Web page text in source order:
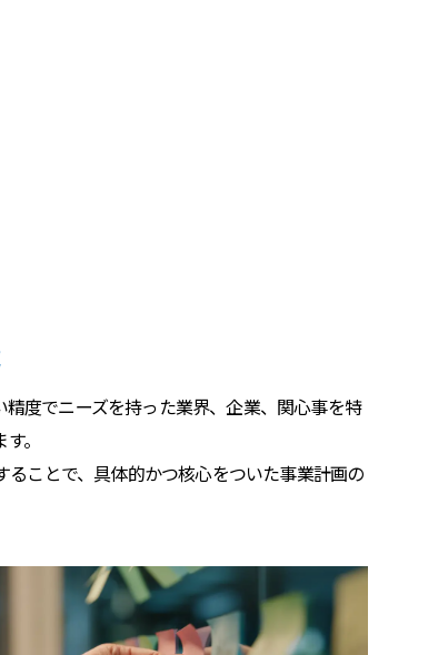
度でニーズを持った業界、企業、関心事を特
。
ることで、具体的かつ核心をついた事業計画の